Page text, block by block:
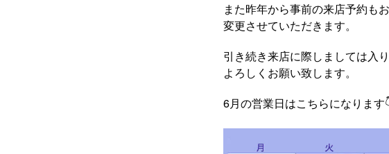
また昨年から事前の来店予約も
変更させていただきます。
引き続き来店に際しましては入
よろしくお願い致します。
6月の営業日はこちらになります